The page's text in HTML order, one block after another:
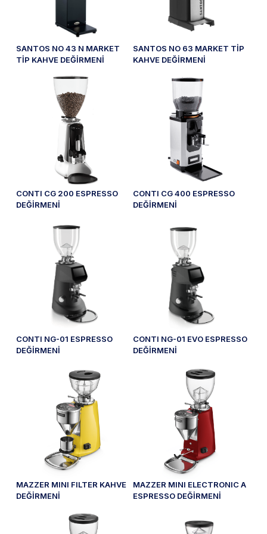
SANTOS NO 43 N MARKET
TİP KAHVE DEĞİRMENİ
SANTOS NO 63 MARKET TİP
KAHVE DEĞİRMENİ
CONTI CG 200 ESPRESSO
DEĞİRMENİ
CONTI CG 400 ESPRESSO
DEĞİRMENİ
CONTI NG-01 ESPRESSO
DEĞİRMENİ
CONTI NG-01 EVO ESPRESSO
DEĞİRMENİ
MAZZER MINI FILTER KAHVE
DEĞİRMENİ
MAZZER MINI ELECTRONIC A
ESPRESSO DEĞİRMENİ